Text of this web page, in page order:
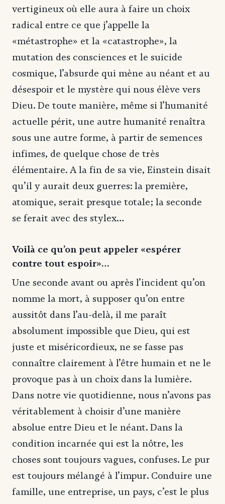
vertigineux où elle aura à faire un choix
radical entre ce que j’appelle la
«métastrophe» et la «catastrophe», la
mutation des consciences et le suicide
cosmique, l’absurde qui mène au néant et au
désespoir et le mystère qui nous élève vers
Dieu. De toute manière, même si l’humanité
actuelle périt, une autre humanité renaîtra
sous une autre forme, à partir de semences
infimes, de quelque chose de très
élémentaire. A la fin de sa vie, Einstein disait
qu’il y aurait deux guerres: la première,
atomique, serait presque totale; la seconde
se ferait avec des stylex…
Voilà ce qu’on peut appeler «espérer
contre tout espoir»…
Une seconde avant ou après l’incident qu’on
nomme la mort, à supposer qu’on entre
aussitôt dans l’au-delà, il me paraît
absolument impossible que Dieu, qui est
juste et miséricordieux, ne se fasse pas
connaître clairement à l’être humain et ne le
provoque pas à un choix dans la lumière.
Dans notre vie quotidienne, nous n’avons pas
véritablement à choisir d’une manière
absolue entre Dieu et le néant. Dans la
condition incarnée qui est la nôtre, les
choses sont toujours vagues, confuses. Le pur
est toujours mélangé à l’impur. Conduire une
famille, une entreprise, un pays, c’est le plus